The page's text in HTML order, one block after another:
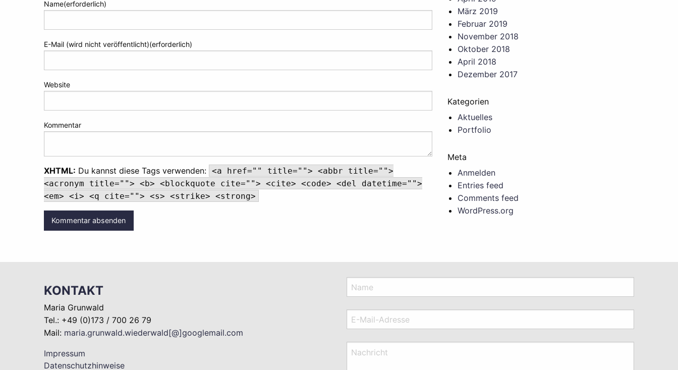
Name(erforderlich)
E-Mail (wird nicht veröffentlicht)(erforderlich)
Website
Kommentar
XHTML: Du kannst diese Tags verwenden: <a href="" title=""> <abbr title="">
<acronym title=""> <b> <blockquote cite=""> <cite> <code> <del datetime="">
<em> <i> <q cite=""> <s> <strike> <strong>
März 2019
Februar 2019
November 2018
Oktober 2018
April 2018
Dezember 2017
Kategorien
Aktuelles
Portfolio
Meta
Anmelden
Entries feed
Comments feed
WordPress.org
KONTAKT
Maria Grunwald
Tel.: +49 (0)173 / 700 26 79
Mail: maria.grunwald.wiederwald[@]googlemail.com
Impressum
Datenschutzhinweise
Name
E-Mail-Adresse
Nachricht